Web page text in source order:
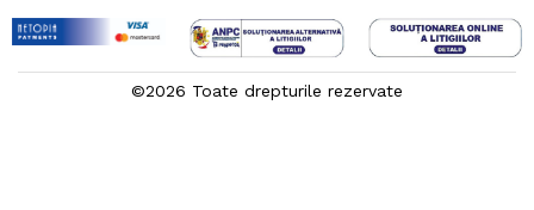
©2026 Toate drepturile rezervate